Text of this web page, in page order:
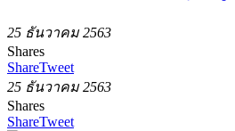
25 ธันวาคม 2563
Shares
ShareTweet
25 ธันวาคม 2563
Shares
ShareTweet